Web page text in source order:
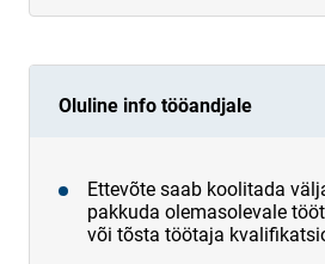
Oluline info tööandjale
Ettevõte saab koolitada
pakkuda olemasolevale
või tõsta töötaja